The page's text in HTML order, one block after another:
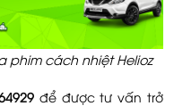
phim cách nhiệt Helioz
để được tư vấn trở